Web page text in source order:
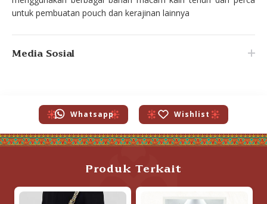
untuk pembuatan pouch dan kerajinan lainnya
Media Sosial
Whatsapp Wishlist
Produk Terkait